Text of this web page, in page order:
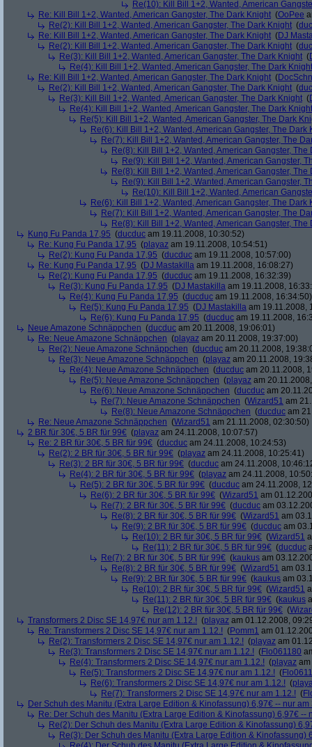
Re(10): Kill Bill 1+2, Wanted, American
Re: Kill Bill 1+2, Wanted, American Gangster, The Dark Knight (OoPee
Re(2): Kill Bill 1+2, Wanted, American Gangster, The Dark Knight (
Re: Kill Bill 1+2, Wanted, American Gangster, The Dark Knight (DJ
Re(2): Kill Bill 1+2, Wanted, American Gangster, The Dark Knight (
Re(3): Kill Bill 1+2, Wanted, American Gangster, The Dark Knight (
Re(4): Kill Bill 1+2, Wanted, American Gangster, The Dark Knight
Re: Kill Bill 1+2, Wanted, American Gangster, The Dark Knight (
Re(2): Kill Bill 1+2, Wanted, American Gangster, The Dark Knight (
Re(3): Kill Bill 1+2, Wanted, American Gangster, The Dark Knight (
Re(4): Kill Bill 1+2, Wanted, American Gangster, The Dark Knight
Re(5): Kill Bill 1+2, Wanted, American Gangster, The Dark
Re(6): Kill Bill 1+2, Wanted, American Gangster, The Dark
Re(7): Kill Bill 1+2, Wanted, American Gangster, The
Re(8): Kill Bill 1+2, Wanted, American Gangster, The
Re(9): Kill Bill 1+2, Wanted, American Gangster,
Re(8): Kill Bill 1+2, Wanted, American Gangster, The
Re(9): Kill Bill 1+2, Wanted, American Gangster,
Re(10): Kill Bill 1+2, Wanted, American
Re(6): Kill Bill 1+2, Wanted, American Gangster, The Dark
Re(7): Kill Bill 1+2, Wanted, American Gangster, The
Re(8): Kill Bill 1+2, Wanted, American Gangster, The
Kung Fu Panda 17,95 (ducduc am 19.11.2008, 10:30:52)
Re: Kung Fu Panda 17,95 (playaz am 19.11.2008, 10:54:51)
Re(2): Kung Fu Panda 17,95 (ducduc am 19.11.2008, 10:57:00)
Re: Kung Fu Panda 17,95 (DJ Mastakilla am 19.11.2008, 16:08:27)
Re(2): Kung Fu Panda 17,95 (ducduc am 19.11.2008, 16:32:39)
Re(3): Kung Fu Panda 17,95 (DJ Mastakilla am 19.11.2008,
Re(4): Kung Fu Panda 17,95 (ducduc am 19.11.2008, 16:34:50)
Re(5): Kung Fu Panda 17,95 (DJ Mastakilla am 19.11.2008,
Re(6): Kung Fu Panda 17,95 (ducduc am 19.11.2008,
Neue Amazone Schnäppchen (ducduc am 20.11.2008, 19:06:01)
Re: Neue Amazone Schnäppchen (playaz am 20.11.2008, 19:37:00)
Re(2): Neue Amazone Schnäppchen (ducduc am 20.11.2008,
Re(3): Neue Amazone Schnäppchen (playaz am 20.11.2008,
Re(4): Neue Amazone Schnäppchen (ducduc am 20.11.2008,
Re(5): Neue Amazone Schnäppchen (playaz am
Re(6): Neue Amazone Schnäppchen (ducduc am
Re(7): Neue Amazone Schnäppchen (Wizard51 am
Re(8): Neue Amazone Schnäppchen (ducduc am
Re: Neue Amazone Schnäppchen (Wizard51 am 21.11.2008, 02:30:50)
2 BR für 30€, 5 BR für 99€ (playaz am 24.11.2008, 10:07:57)
Re: 2 BR für 30€, 5 BR für 99€ (ducduc am 24.11.2008, 10:24:53)
Re(2): 2 BR für 30€, 5 BR für 99€ (playaz am 24.11.2008, 10:25:41)
Re(3): 2 BR für 30€, 5 BR für 99€ (ducduc am 24.11.2008,
Re(4): 2 BR für 30€, 5 BR für 99€ (playaz am 24.11.2008,
Re(5): 2 BR für 30€, 5 BR für 99€ (ducduc am 24.11.2008,
Re(6): 2 BR für 30€, 5 BR für 99€ (Wizard51 am
Re(7): 2 BR für 30€, 5 BR für 99€ (ducduc am
Re(8): 2 BR für 30€, 5 BR für 99€ (Wizard51 am
Re(9): 2 BR für 30€, 5 BR für 99€ (ducduc am
Re(10): 2 BR für 30€, 5 BR für 99€ (Wizard51
Re(11): 2 BR für 30€, 5 BR für 99€ (ducduc
Re(7): 2 BR für 30€, 5 BR für 99€ (kaukus am
Re(8): 2 BR für 30€, 5 BR für 99€ (Wizard51 am
Re(9): 2 BR für 30€, 5 BR für 99€ (kaukus am
Re(10): 2 BR für 30€, 5 BR für 99€ (Wizard51
Re(11): 2 BR für 30€, 5 BR für 99€ (kaukus
Re(12): 2 BR für 30€, 5 BR für 99€ (
Transformers 2 Disc SE 14,97€ nur am 1.12.! (playaz am 01.12.2008,
Re: Transformers 2 Disc SE 14,97€ nur am 1.12.! (Pomm1 am
Re(2): Transformers 2 Disc SE 14,97€ nur am 1.12.! (playaz am
Re(3): Transformers 2 Disc SE 14,97€ nur am 1.12.! (Flo061180
Re(4): Transformers 2 Disc SE 14,97€ nur am 1.12.! (playaz
Re(5): Transformers 2 Disc SE 14,97€ nur am 1.12.! (
Re(6): Transformers 2 Disc SE 14,97€ nur am 1.12.! (
Re(7): Transformers 2 Disc SE 14,97€ nur am 1.12.! (
Der Schuh des Manitu (Extra Large Edition & Kinofassung) 6,97€ -- nur am
Re: Der Schuh des Manitu (Extra Large Edition & Kinofassung) 6,97€ --
Re(2): Der Schuh des Manitu (Extra Large Edition & Kinofassung)
Re(3): Der Schuh des Manitu (Extra Large Edition & Kinofassung)